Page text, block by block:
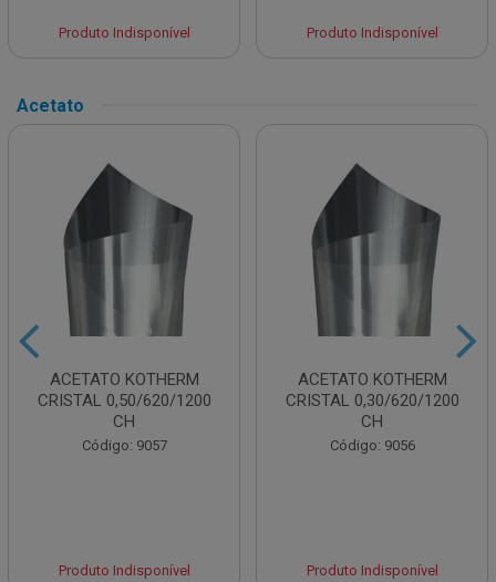
Produto Indisponível Produto Indisponível
Acetato
ACETATO KOTHERM
CRISTAL 0,50/620/1200
CH
Código: 9057
Produto Indisponível
ACETATO KOTHERM
CRISTAL 0,30/620/1200
CH
Código: 9056
Produto Indisponível